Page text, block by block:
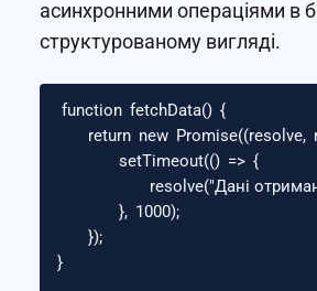
асинхронними операціями в
структурованому вигляді.
function fetchData() {
return new Promise((resolve,
setTimeout(() => {
resolve("Дані
}, 1000);
});
}